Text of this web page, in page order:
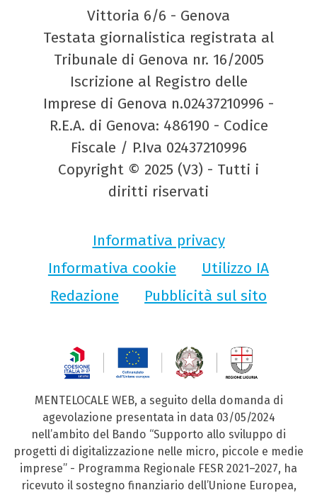
Vittoria 6/6 - Genova
Testata giornalistica registrata al
Tribunale di Genova nr. 16/2005
Iscrizione al Registro delle
Imprese di Genova n.02437210996 -
R.E.A. di Genova: 486190 - Codice
Fiscale / P.Iva 02437210996
Copyright © 2025 (V3) - Tutti i
diritti riservati
Informativa privacy
Informativa cookie
Utilizzo IA
Redazione
Pubblicità sul sito
MENTELOCALE WEB, a seguito della domanda di
agevolazione presentata in data 03/05/2024
nell’ambito del Bando “Supporto allo sviluppo di
progetti di digitalizzazione nelle micro, piccole e medie
imprese” - Programma Regionale FESR 2021–2027, ha
ricevuto il sostegno finanziario dell’Unione Europea,